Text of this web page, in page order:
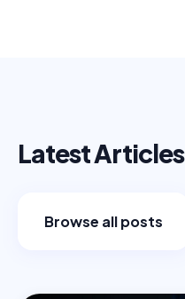
Latest Articles
Browse all posts